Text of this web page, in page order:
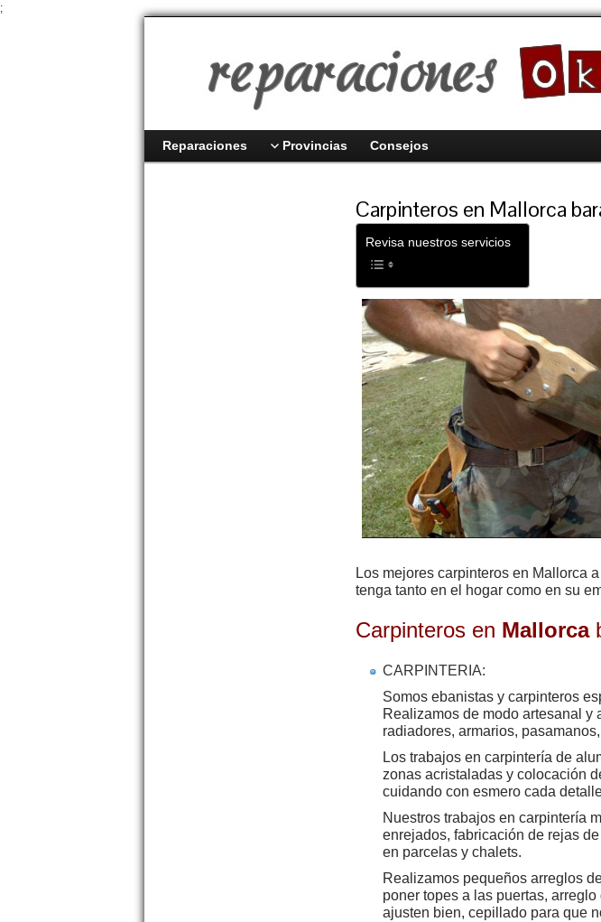
;
Reparaciones Provincias Consejos
Carpinteros en Mallorca
Revisa nuestros servicios
Los mejores carpinteros en Mallorca
tenga tanto en el hogar como en su
Carpinteros en Mallorca
CARPINTERIA:
Somos ebanistas y carpinteros
Realizamos de modo artesanal y
radiadores, armarios,
Los trabajos en carpintería de
zonas acristaladas y colocación
cuidando con esmero cada
Nuestros trabajos en carpintería
enrejados, fabricación de rejas
en parcelas y chalets.
Realizamos pequeños arreglos
poner topes a las puertas,
ajusten bien, cepillado para que